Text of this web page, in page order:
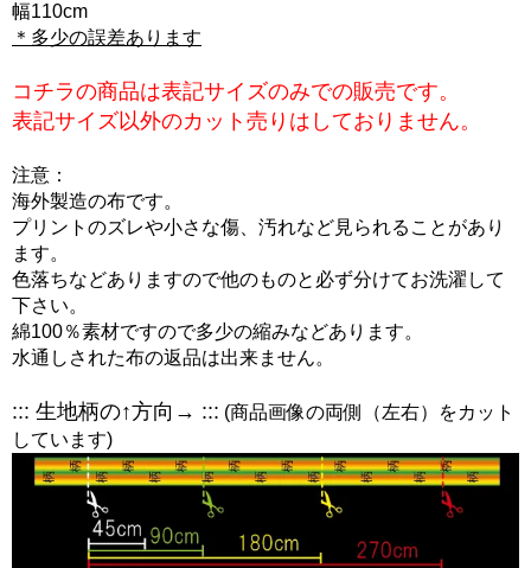
幅110cm
＊多少の誤差あります
コチラの商品は表記サイズのみでの販売です。
表記サイズ以外のカット売りはしておりません。
注意：
海外製造の布です。
プリントのズレや小さな傷、汚れなど見られることがあり
ます。
色落ちなどありますので他のものと必ず分けてお洗濯して
下さい。
綿100％素材ですので多少の縮みなどあります。
水通しされた布の返品は出来ません。
::: 生地柄の↑方向→ ::: (商品画像の両側（左右）をカット
しています)